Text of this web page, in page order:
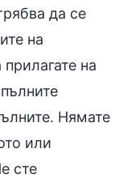
да се
на
на
Нямате
или
сте